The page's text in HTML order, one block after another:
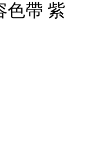
色帶 紫